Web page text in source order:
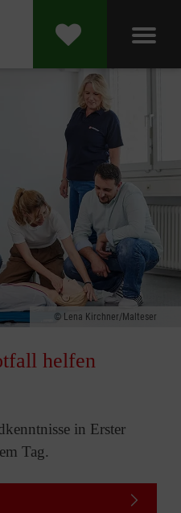
Lena Kirchner/Malteser
helfen
in Erster
Tag.